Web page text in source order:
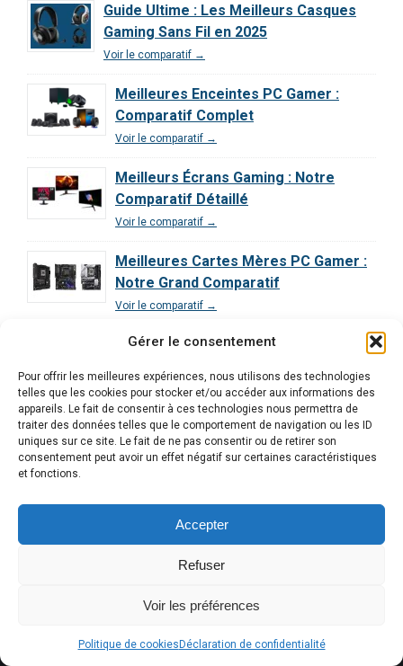
Gérer le consentement
Pour offrir les meilleures expériences, nous utilisons des technologies
telles que les cookies pour stocker et/ou accéder aux informations des
appareils. Le fait de consentir à ces technologies nous permettra de
traiter des données telles que le comportement de navigation ou les ID
uniques sur ce site. Le fait de ne pas consentir ou de retirer son
consentement peut avoir un effet négatif sur certaines caractéristiques
et fonctions.
Accepter
Refuser
Voir les préférences
Politique de cookies Déclaration de confidentialité
Guide Ultime : Les Meilleurs Casques
Gaming Sans Fil en 2025
Voir le comparatif →
Meilleures Enceintes PC Gamer :
Comparatif Complet
Voir le comparatif →
Meilleurs Écrans Gaming : Notre
Comparatif Détaillé
Voir le comparatif →
Meilleures Cartes Mères PC Gamer :
Notre Grand Comparatif
Voir le comparatif →
Comparatif des Processeurs pour le
Voir le comparatif →
Comparatif Exclusif | Les 3 Meilleurs
PC Gamer Décryptés
Copyright © 2026 Gaming Lab. Tous droits réservés.